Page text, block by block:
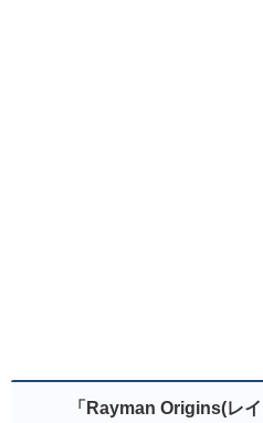
「Rayman Origins(レ